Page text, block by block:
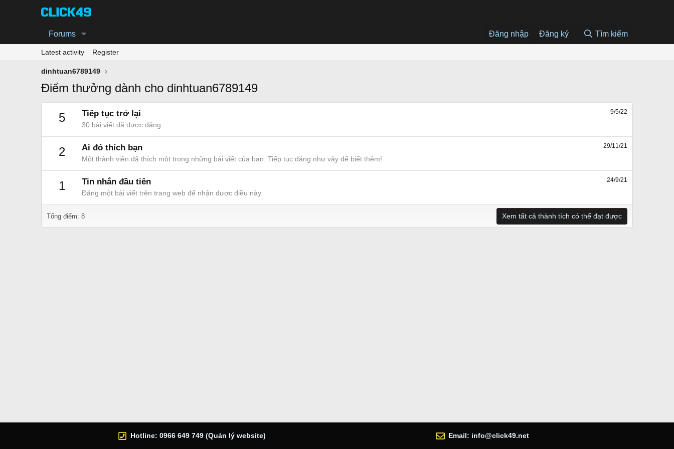
Forums Đăng nhập Đăng ký Tìm kiếm
Latest activity Register
dinhtuan6789149
Điểm thưởng dành cho dinhtuan6789149
5 9/5/22
Tiếp tục trở lại
30 bài viết đã được đăng.
2 29/11/21
Ai đó thích bạn
Một thành viên đã thích một trong những bài viết của bạn. Tiếp tục đăng như vậy để biết thêm!
1 24/9/21
Tin nhắn đầu tiên
Đăng một bài viết trên trang web để nhận được điều này.
Tổng điểm: 8 Xem tất cả thành tích có thể đạt được
Hotline: 0966 649 749 (Quản lý website) Email: info@click49.net